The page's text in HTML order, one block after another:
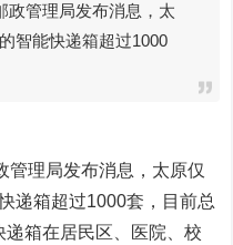
政管理局发布消息，太
智能快递箱超过1000
管理局发布消息，太原仅
递箱超过1000套，目前总
箱在居民区、医院、校